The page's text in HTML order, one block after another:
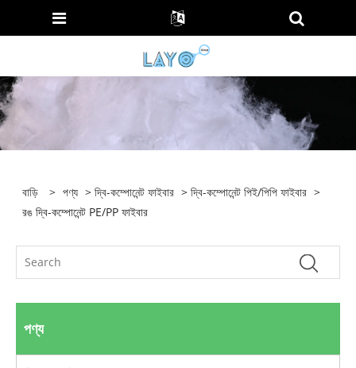
বাড়ি > পণ্য >দ্বি-কম্পোনেন্ট ফাইবার >দ্বি-কম্পোনেন্ট পিই/পিপি ফাইবার >
রঙ দ্বি-কম্পোনেন্ট PE/PP ফাইবার
পণ্য